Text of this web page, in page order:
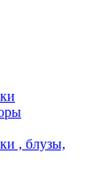
, блузы,